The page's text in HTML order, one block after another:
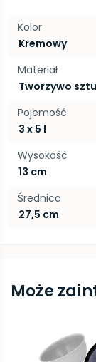
Kolor
Kremowy
Materiał
Tworzywo
Pojemość
3 x 5 l
Wysokość
13 cm
Średnica
27,5 cm
Może